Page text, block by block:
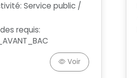
Service public /
requis:
Voir